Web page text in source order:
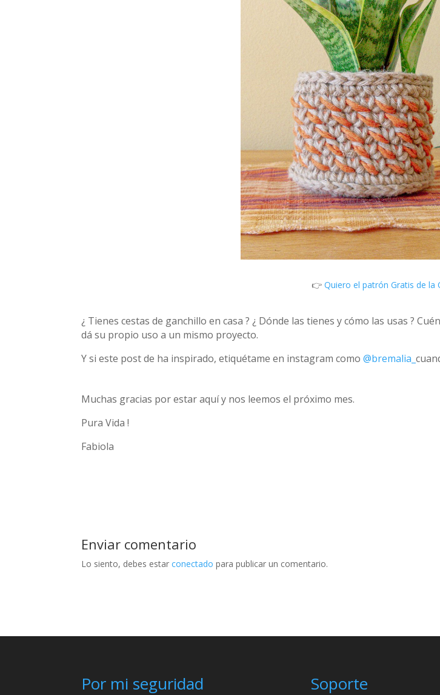
👉 Quiero el patrón Gratis de la
¿ Tienes cestas de ganchillo en casa ? ¿ Dónde las tienes y cómo las usas ?
dá su propio uso a un mismo proyecto.
Y si este post de ha inspirado, etiquétame en instagram como@bremalia_
Muchas gracias por estar aquí y nos leemos el próximo mes.
Pura Vida !
Fabiola
Enviar comentario
Lo siento, debes estarconectado para publicar un comentario.
Por mi seguridad Soporte